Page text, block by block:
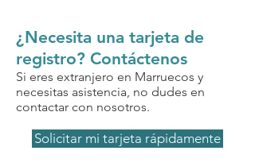
¿Necesita una tarjeta de
registro? Contáctenos
Si eres extranjero en Marruecos y
necesitas asistencia, no dudes en
contactar con nosotros.
Solicitar mi tarjeta rápidamente